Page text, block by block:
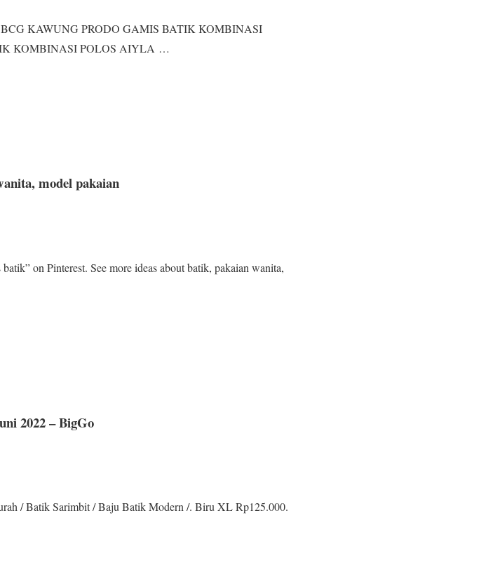
; BCG KAWUNG PRODO GAMIS BATIK KOMBINASI
KOMBINASI POLOS AIYLA …
model pakaian
on Pinterest. See more ideas about batik, pakaian wanita,
2022 – BigGo
/ Batik Sarimbit / Baju Batik Modern /. Biru XL Rp125.000.